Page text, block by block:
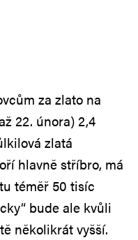
za zlato na
22. února) 2,4
zlatá
hlavně stříbro, má
téměř 50 tisíc
bude ale kvůli
několikrát vyšší.